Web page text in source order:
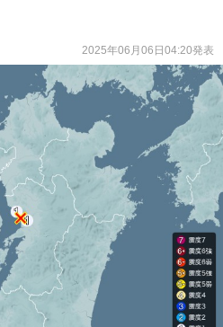
2025年06月06日04:20発表